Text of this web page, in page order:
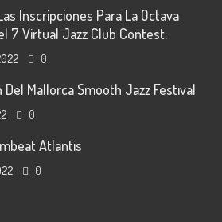
Inscripciones Para La Octava
7 Virtual Jazz Club Contest.
0
Del Mallorca Smooth Jazz Festival
0
Atlantis
0